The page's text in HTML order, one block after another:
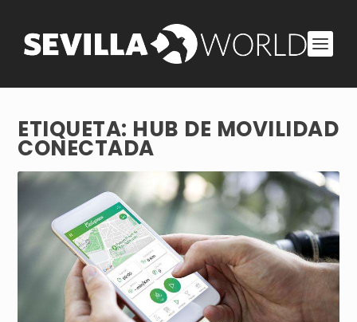
ETIQUETA: HUB DE MOVILIDAD
CONECTADA